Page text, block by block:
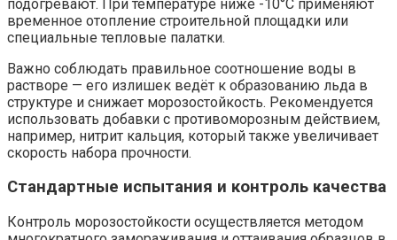
подогревают. При температуре ниже -10°C применяют
временное отопление строительной площадки или
специальные тепловые палатки.
Важно соблюдать правильное соотношение воды в
растворе — его излишек ведёт к образованию льда в
структуре и снижает морозостойкость. Рекомендуется
использовать добавки с противоморозным действием,
например, нитрит кальция, который также увеличивает
скорость набора прочности.
Стандартные испытания и контроль качества
Контроль морозостойкости осуществляется методом